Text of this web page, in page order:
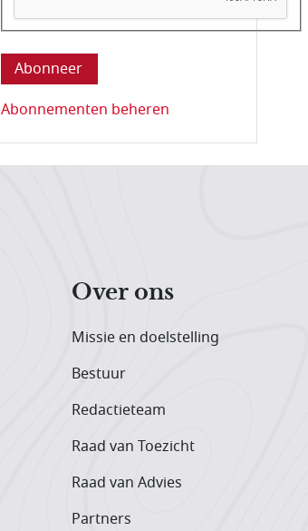
Deze vraag is om te controleren dat u
Abonnementen beheren
Over ons
Missie en doelstelling
Bestuur
Redactieteam
Raad van Toezicht
Raad van Advies
Partners